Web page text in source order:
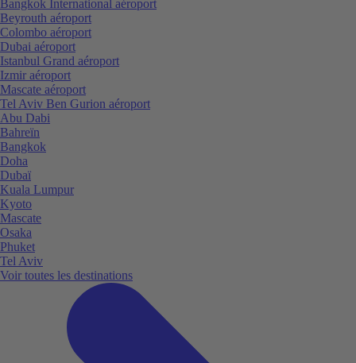
Bangkok International aéroport
Beyrouth aéroport
Colombo aéroport
Dubai aéroport
Istanbul Grand aéroport
Izmir aéroport
Mascate aéroport
Tel Aviv Ben Gurion aéroport
Abu Dabi
Bahreïn
Bangkok
Doha
Dubaï
Kuala Lumpur
Kyoto
Mascate
Osaka
Phuket
Tel Aviv
Voir toutes les destinations